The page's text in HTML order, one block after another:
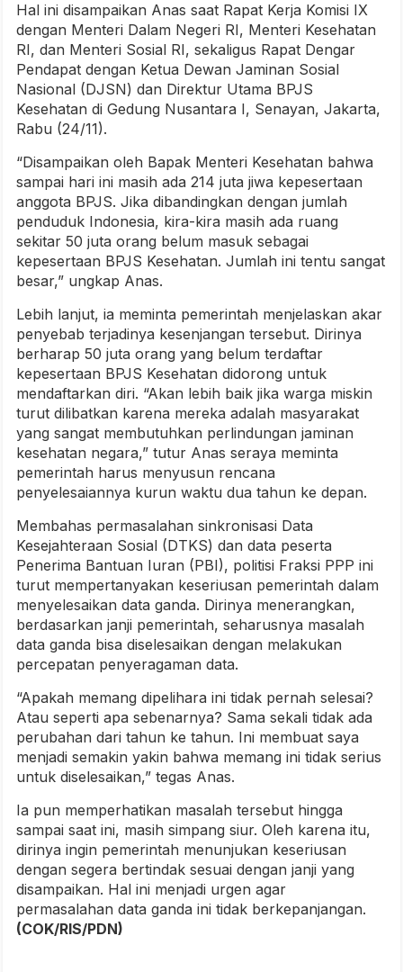
Hal ini disampaikan Anas saat Rapat Kerja Komisi IX
dengan Menteri Dalam Negeri RI, Menteri Kesehatan
RI, dan Menteri Sosial RI, sekaligus Rapat Dengar
Pendapat dengan Ketua Dewan Jaminan Sosial
Nasional (DJSN) dan Direktur Utama BPJS
Kesehatan di Gedung Nusantara I, Senayan, Jakarta,
Rabu (24/11).
“Disampaikan oleh Bapak Menteri Kesehatan bahwa
sampai hari ini masih ada 214 juta jiwa kepesertaan
anggota BPJS. Jika dibandingkan dengan jumlah
penduduk Indonesia, kira-kira masih ada ruang
sekitar 50 juta orang belum masuk sebagai
kepesertaan BPJS Kesehatan. Jumlah ini tentu sangat
besar,” ungkap Anas.
Lebih lanjut, ia meminta pemerintah menjelaskan akar
penyebab terjadinya kesenjangan tersebut. Dirinya
berharap 50 juta orang yang belum terdaftar
kepesertaan BPJS Kesehatan didorong untuk
mendaftarkan diri. “Akan lebih baik jika warga miskin
turut dilibatkan karena mereka adalah masyarakat
yang sangat membutuhkan perlindungan jaminan
kesehatan negara,” tutur Anas seraya meminta
pemerintah harus menyusun rencana
penyelesaiannya kurun waktu dua tahun ke depan.
Membahas permasalahan sinkronisasi Data
Kesejahteraan Sosial (DTKS) dan data peserta
Penerima Bantuan Iuran (PBI), politisi Fraksi PPP ini
turut mempertanyakan keseriusan pemerintah dalam
menyelesaikan data ganda. Dirinya menerangkan,
berdasarkan janji pemerintah, seharusnya masalah
data ganda bisa diselesaikan dengan melakukan
percepatan penyeragaman data.
“Apakah memang dipelihara ini tidak pernah selesai?
Atau seperti apa sebenarnya? Sama sekali tidak ada
perubahan dari tahun ke tahun. Ini membuat saya
menjadi semakin yakin bahwa memang ini tidak serius
untuk diselesaikan,” tegas Anas.
Ia pun memperhatikan masalah tersebut hingga
sampai saat ini, masih simpang siur. Oleh karena itu,
dirinya ingin pemerintah menunjukan keseriusan
dengan segera bertindak sesuai dengan janji yang
disampaikan. Hal ini menjadi urgen agar
permasalahan data ganda ini tidak berkepanjangan.
(COK/RIS/PDN)